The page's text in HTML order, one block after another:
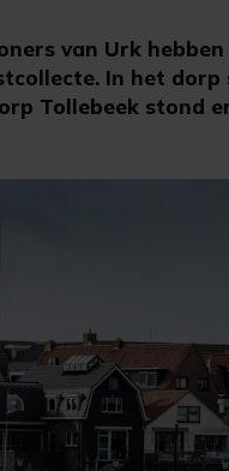
van Urk
In het
Tollebeek stond